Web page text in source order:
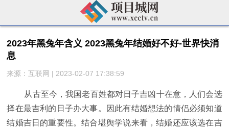
2023年黑兔年含义 2023黑兔年结婚好不好-世界快消
息
来源：互联网 | 2023-02-07 17:38:59
从古至今，我国老百姓都对日子吉凶十在意，人们会选
择在最吉利的日子办大事。因此有结婚想法的情侣必须知道
结婚吉日的重要性。结合堪舆学说来看，结婚还应该选在吉